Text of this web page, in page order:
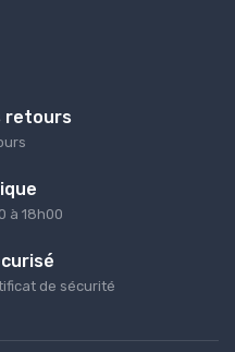
retours
à 18h00
de sécurité